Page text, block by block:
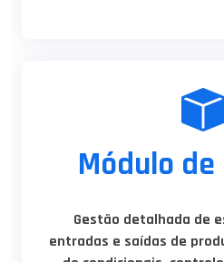
Módulo
Gestão detalhada de
entradas e saídas de